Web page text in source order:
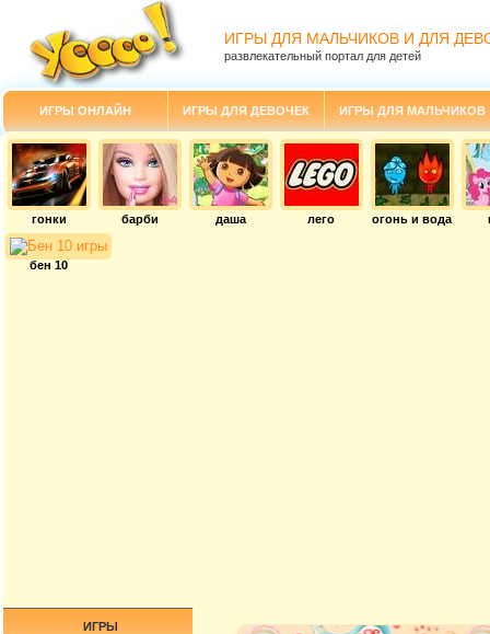
ИГРЫ ДЛЯ МАЛЬЧИКОВ И ДЛЯ
развлекательный портал для детей
ИГРЫ ОНЛАЙН ИГРЫ ДЛЯ ДЕВОЧЕК ИГРЫ ДЛЯ МАЛЬЧИКОВ
гонки барби даша лего огонь и вода
бен 10
ИГРЫ